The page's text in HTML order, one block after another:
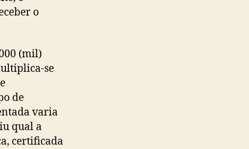
o
(mil)
se
de
varia
qual a
certificada